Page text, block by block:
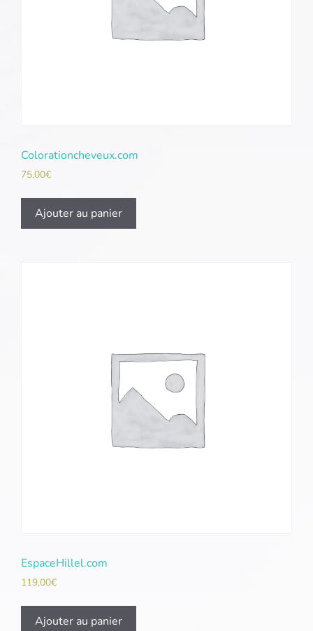
Colorationcheveux.com
75,00€
Ajouter au panier
EspaceHillel.com
119,00€
Ajouter au panier